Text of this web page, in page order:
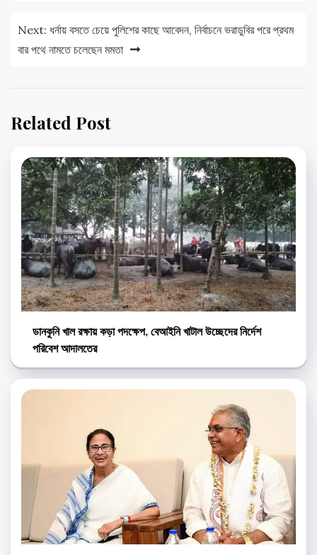
Next: ধর্নায় বসতে চেয়ে পুলিশের কাছে আবেদন, নির্বাচনে ভরাডুবির পরে প্রথম
বার পথে নামতে চলেছেন মমতা
Related Post
ডানকুনি খাল রক্ষায় কড়া পদক্ষেপ, বেআইনি খাটাল উচ্ছেদের নির্দেশ
পরিবেশ আদালতের